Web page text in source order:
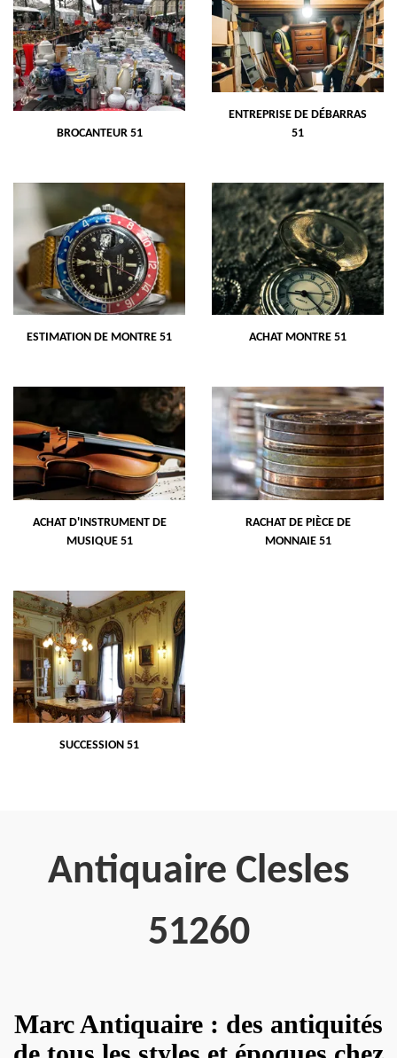
BROCANTEUR 51
ENTREPRISE DE DÉBARRAS
51
ESTIMATION DE MONTRE 51 ACHAT MONTRE 51
ACHAT D'INSTRUMENT DE
MUSIQUE 51
RACHAT DE PIÈCE DE
MONNAIE 51
SUCCESSION 51
Antiquaire Clesles
51260
Marc Antiquaire : des antiquités